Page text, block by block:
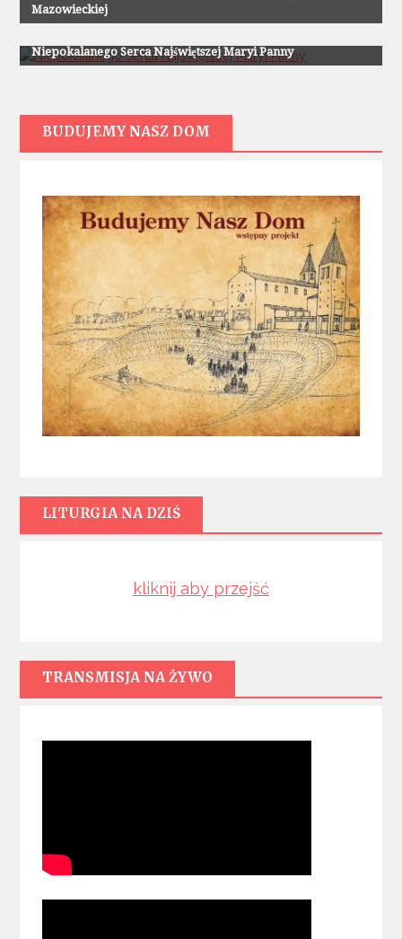
Mazowieckiej
Z Życia Parafii
Niepokalanego Serca Najświętszej Maryi Panny
BUDUJEMY NASZ DOM
LITURGIA NA DZIŚ
kliknij aby przejść
TRANSMISJA NA ŻYWO